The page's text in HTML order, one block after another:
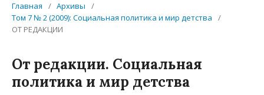
Главная / Архивы
/
Том 7 № 2 (2009): Социальная политика и мир детства
/
ОТ РЕДАКЦИИ
От редакции. Социальная
политика и мир детства